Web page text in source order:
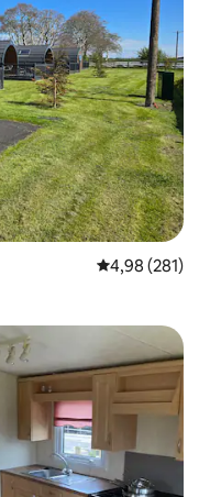
Средна
4,98 (281)